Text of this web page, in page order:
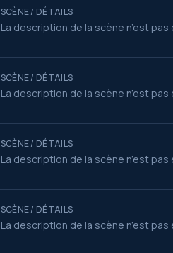
SCÈNE / DÉTAILS
La description de la scène n’est
SCÈNE / DÉTAILS
La description de la scène n’est
SCÈNE / DÉTAILS
La description de la scène n’est
SCÈNE / DÉTAILS
La description de la scène n’est